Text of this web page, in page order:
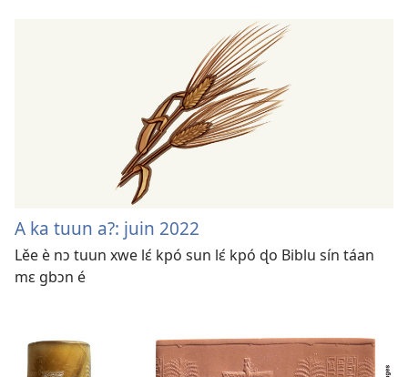
A ka tuun a?: juin 2022
Lěe è nɔ tuun xwe lɛ́ kpó sun lɛ́ kpó ɖo Biblu sín táan
mɛ gbɔn é